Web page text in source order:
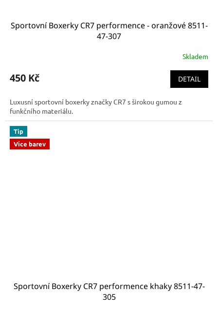
Sportovní Boxerky CR7 performence - oranžové 8511-
47-307
Skladem
450 Kč DETAIL
Luxusní sportovní boxerky značky CR7 s širokou gumou z
funkčního materiálu.
Tip
Více barev
Sportovní Boxerky CR7 performence khaky 8511-47-
305